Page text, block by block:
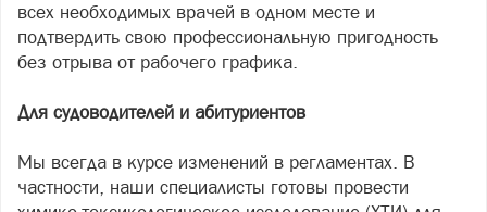
всех необходимых врачей в одном месте и
подтвердить свою профессиональную пригодность
без отрыва от рабочего графика.
Для судоводителей и абитуриентов
Мы всегда в курсе изменений в регламентах. В
частности, наши специалисты готовы провести